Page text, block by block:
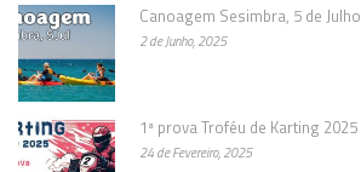
Canoagem Sesimbra, 5 de Julho
2 de Junho, 2025
1ª prova Troféu de Karting 2025
24 de Fevereiro, 2025